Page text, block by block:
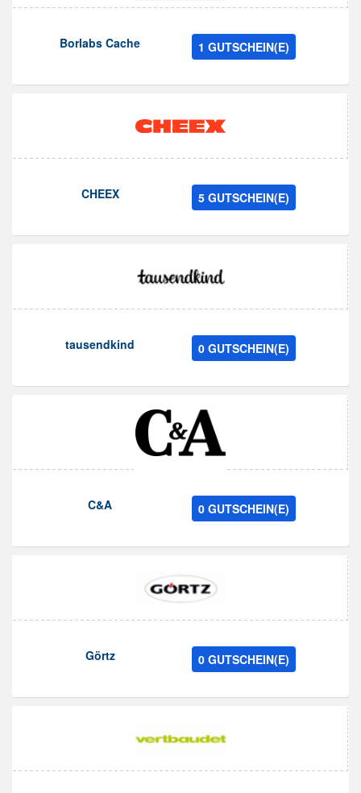
Borlabs Cache 1 GUTSCHEIN(E)
CHEEX 5 GUTSCHEIN(E)
tausendkind 0 GUTSCHEIN(E)
C&A 0 GUTSCHEIN(E)
Görtz 0 GUTSCHEIN(E)